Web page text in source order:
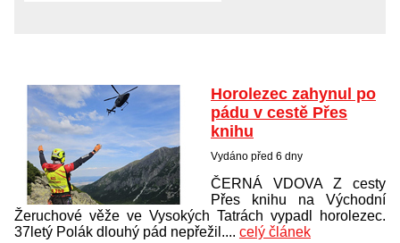
Horolezec zahynul po
pádu v cestě Přes
knihu
Vydáno před 6 dny
ČERNÁ VDOVA Z cesty
Přes knihu na Východní
Žeruchové věže ve Vysokých Tatrách vypadl horolezec.
37letý Polák dlouhý pád nepřežil.... celý článek